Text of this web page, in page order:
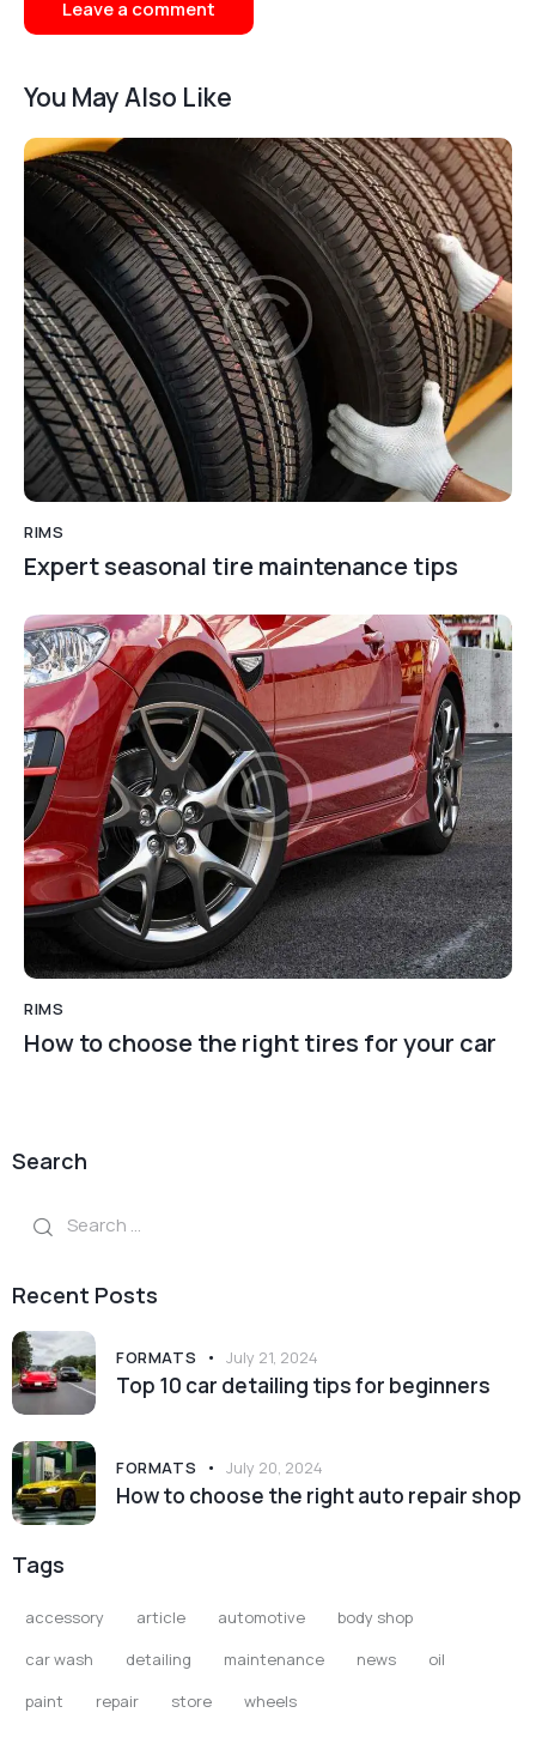
You May Also Like
RIMS
Expert seasonal tire maintenance tips
RIMS
How to choose the right tires for your car
Search
for:
Recent Posts
FORMATS July 21, 2024
Top 10 car detailing tips for beginners
FORMATS July 20, 2024
How to choose the right auto repair shop
Tags
accessory article automotive
body shop
car wash
detailing maintenance news
oil
paint
repair store wheels